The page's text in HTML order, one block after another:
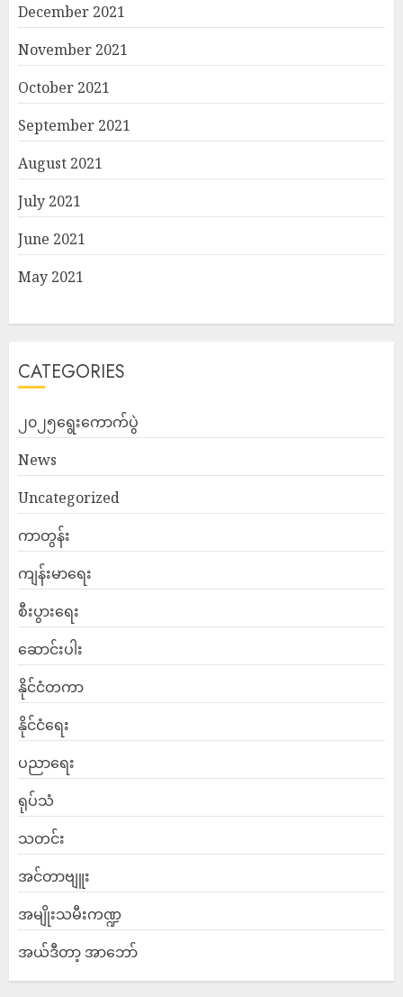
December 2021
November 2021
October 2021
September 2021
August 2021
July 2021
June 2021
May 2021
CATEGORIES
၂၀၂၅ရွေးကောက်ပွဲ
News
Uncategorized
ကာတွန်း
ကျန်းမာရေး
စီးပွားရေး
ဆောင်းပါး
နိုင်ငံတကာ
နိုင်ငံရေး
ပညာရေး
ရုပ်သံ
သတင်း
အင်တာဗျူး
အမျိုးသမီးကဏ္ဍ
အယ်ဒီတာ့ အာဘော်